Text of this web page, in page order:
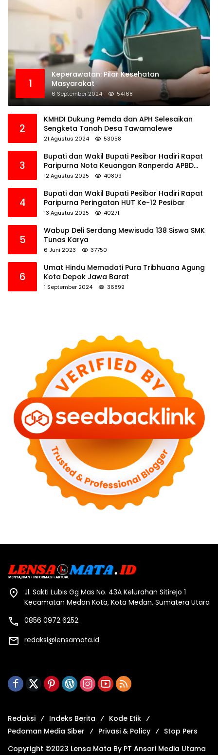
1
Keperawatan: Pilar Kesehatan
Masyarakat
6 September 2024 54168
2
KMHDI Dukung Pemda dan APH Selesaikan
Sengketa Tanah Desa Tawamalewe
21 Agustus 2024 53058
3
Bupati dan Wakil Bupati Pesibar Hadiri Rapat
Paripurna Nota Keuangan Ranperda APBD
Perubahan TA 2025
12 Agustus 2025 40809
4
Bupati dan Wakil Bupati Pesibar Hadiri Rapat
Paripurna Peringatan HUT Ke-12 Pesibar
13 Agustus 2025 40271
5
Wabup Deli Serdang Mewisuda 138 Siswa SMK
Tunas Karya
6 Juni 2023 37750
6
Umat Hindu Memadati Pura Tribhuana Agung
Kota Depok Jawa Barat
1 September 2024 36899
Jl. Sakti Lubis Gg Mas No. 43A Kelurahan Sitirejo 1
Kecamatan Medan Kota, Kota Medan, Sumatera Utara
0856 0972 6252
redaksi@lensamata.id
Redaksi Indeks Berita
Kode Etik
Pedoman Media Siber
Privasi & Policy
Stop Pers
Copyright ©2023 Lensa Mata By PT Ansari Media Utama